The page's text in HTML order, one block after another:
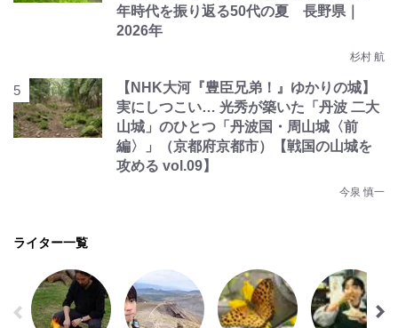
年時代を振り返る50代の夏 長野県｜
2026年
杉村 航
【NHK大河『豊臣兄弟！』ゆかりの城】
実にしつこい… 光秀が築いた「丹波 二大
山城」のひとつ「丹波国・周山城〈前
編〉」（京都府京都市）【戦国の山城を
攻める vol.09】
今泉 慎一
ライター一覧